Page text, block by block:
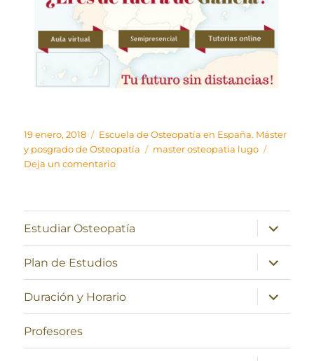
Publicado
el
19 enero, 2018 Categorías
Escuela de Osteopatía en España. Máster
y posgrado de Osteopatía
Etiquetas
master osteopatia lugo
Deja un comentarioen
en
Estudiar Osteopatía
expande
el
menú
inferior
Plan de Estudios
expande
el
menú
inferior
Duración y Horario
expande
el
menú
Profesores